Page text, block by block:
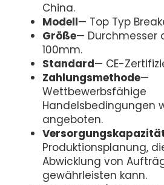
China.
Modell— Top Typ
Größe— Durchmesser
100mm.
Standard— CE-
Zahlungsmethode—
Wettbewerbsfähige
Handelsbedingungen
angeboten.
Produktionsplanung,
Abwicklung von
gewährleisten kann.